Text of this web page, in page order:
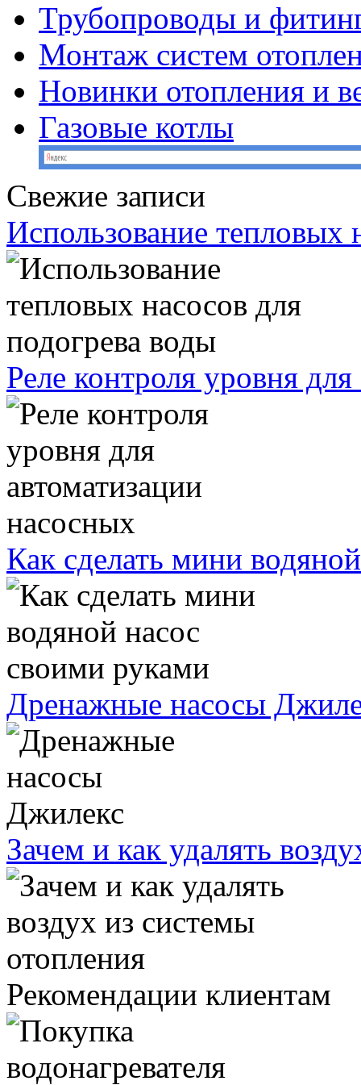
Трубопроводы и
Монтаж систем
Новинки отопления и
Газовые котлы
Свежие записи
Использование тепловых
Реле контроля уровня
Как сделать мини
Дренажные насосы
Зачем и как удалять
Рекомендации клиентам